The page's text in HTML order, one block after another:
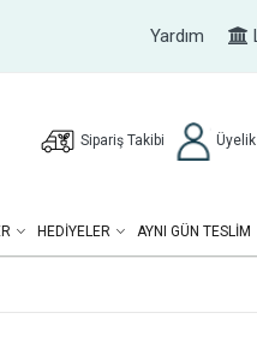
Yardım
Sipariş Takibi Üyelik
HEDIYELER AYNI GÜN TESLİM